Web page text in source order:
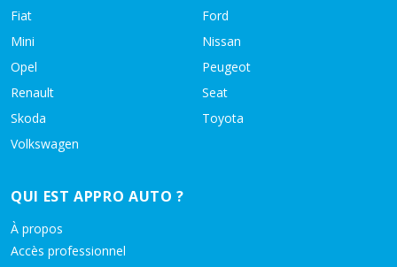
Fiat
Ford
Mini
Nissan
Opel
Peugeot
Renault
Seat
Skoda
Toyota
Volkswagen
QUI EST APPRO AUTO ?
À propos
Accès professionnel